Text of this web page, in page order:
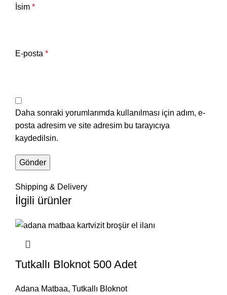
İsim *
E-posta *
Daha sonraki yorumlarımda kullanılması için adım, e-
posta adresim ve site adresim bu tarayıcıya
kaydedilsin.
Shipping & Delivery
İlgili ürünler
Tutkallı Bloknot 500 Adet
Adana Matbaa, Tutkallı Bloknot